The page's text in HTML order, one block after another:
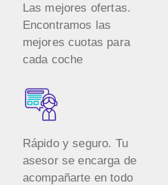
Las mejores ofertas.
Encontramos las
mejores cuotas para
cada coche
Rápido y seguro. Tu
asesor se encarga de
acompañarte en todo